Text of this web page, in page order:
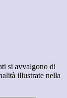
si avvalgono di
illustrate nella